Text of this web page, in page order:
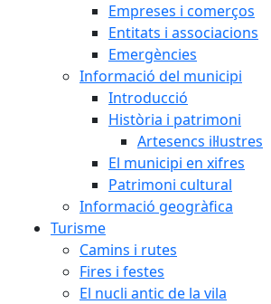
Empreses i comerços
Entitats i associacions
Emergències
Informació del municipi
Introducció
Història i patrimoni
Artesencs il·lustres
El municipi en xifres
Patrimoni cultural
Informació geogràfica
Turisme
Camins i rutes
Fires i festes
El nucli antic de la vila